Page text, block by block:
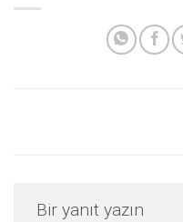
Bir yanıt yazın